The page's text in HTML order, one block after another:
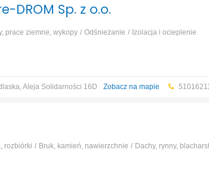
DROM Sp. z o.o.
prace ziemne, wykopy Odśnieżanie Izolacja i ocieplenie
Aleja Solidarności 16D Zobacz na mapie
rozbiórki Bruk, kamień, nawierzchnie Dachy, rynny,